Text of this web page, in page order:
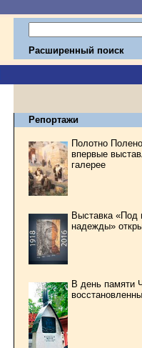
Расширенный поиск
Репортажи
Полотно
впервые
галерее
Выставка «Под
надежды»
В день памяти